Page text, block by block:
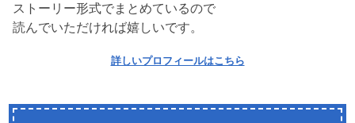
ストーリー形式でまとめているので
読んでいただければ嬉しいです。
詳しいプロフィールはこちら